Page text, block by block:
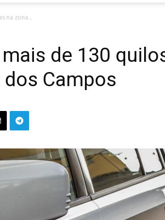
na zona...
de 130
Campos